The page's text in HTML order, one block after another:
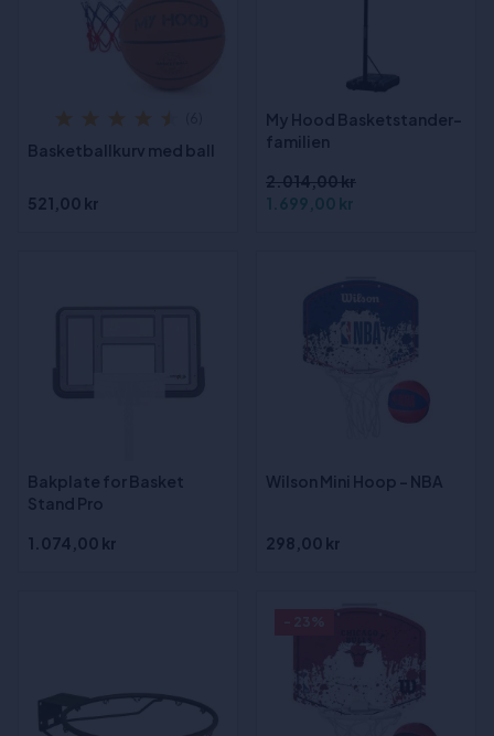
Basketballkurv med ball
521,00 kr
My Hood Basketstander-
familien
2.014,00 kr
1.699,00 kr
Bakplate for Basket
Stand Pro
1.074,00 kr
Wilson Mini Hoop - NBA
298,00 kr